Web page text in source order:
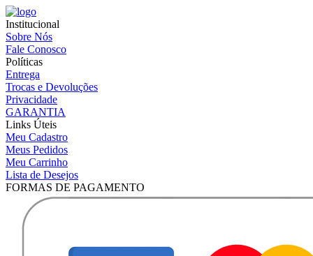
Institucional
Sobre Nós
Fale Conosco
Políticas
Entrega
Trocas e Devoluções
Privacidade
GARANTIA
Links Úteis
Meu Cadastro
Meus Pedidos
Meu Carrinho
Lista de Desejos
FORMAS DE PAGAMENTO